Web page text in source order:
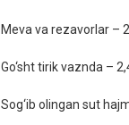
Meva va rezavorlar –
Go‘sht tirik vaznda –
Sog‘ib olingan sut